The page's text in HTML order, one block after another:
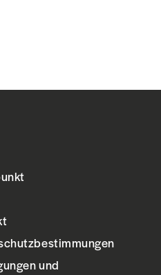
und